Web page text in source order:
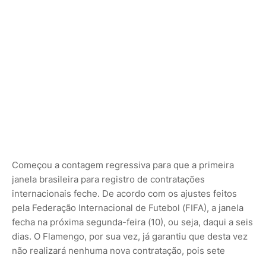
Começou a contagem regressiva para que a primeira
janela brasileira para registro de contratações
internacionais feche. De acordo com os ajustes feitos
pela Federação Internacional de Futebol (FIFA), a janela
fecha na próxima segunda-feira (10), ou seja, daqui a seis
dias. O Flamengo, por sua vez, já garantiu que desta vez
não realizará nenhuma nova contratação, pois sete